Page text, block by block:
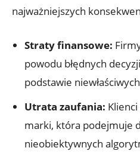
najważniejszych
Straty finansowe:
powodu błędnych
podstawie
Utrata zaufania:
marki, która podejmuje
nieobiektywnych